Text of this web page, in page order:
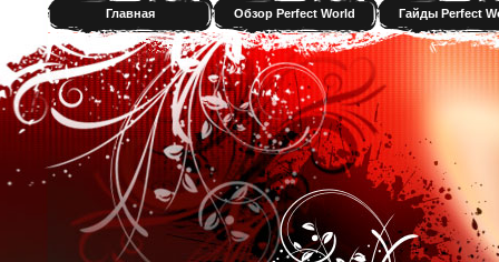
Главная Обзор Perfect World Гайды Perfect